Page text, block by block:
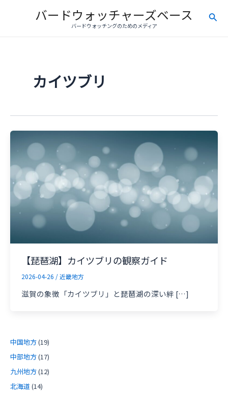
バードウォッチャーズベース
バードウォッチングのためのメディア
検
カイツブリ
【琵琶湖】カイツブリの観察ガイド
2026-04-26 /近畿地方
滋賀の象徴「カイツブリ」と琵琶湖の深い絆 […]
中国地方(19)
中部地方(17)
九州地方(12)
北海道 (14)